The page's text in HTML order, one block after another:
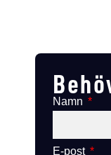
Namn
E-post